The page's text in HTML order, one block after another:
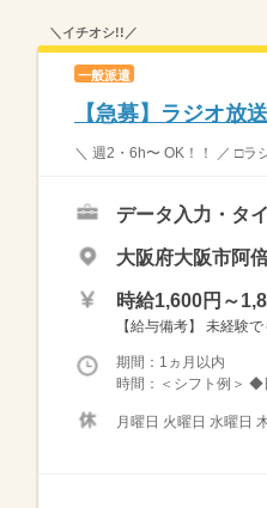
＼イチオシ!!／
一般派遣
【急募】ラジオ放
＼ 週2・6h〜 OK！！ ／ □ラ
データ入力・タ
大阪府大阪市阿
時給1,600円～
【給与備考】 未経験
期間：1ヵ月以内
時間：＜シフト例＞ ◆
月曜日 火曜日 水曜日